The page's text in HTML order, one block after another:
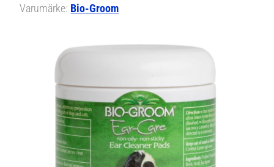
Varumärke: Bio-Groom